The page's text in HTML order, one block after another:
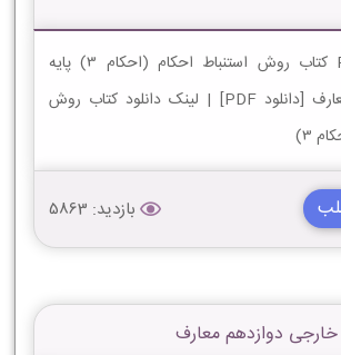
دانلود فایل PDF کتاب روش استنباط احکام (احکام 3) پایه
دوازدهم رشته معارف [دانلود PDF] | لینک دانلود کتاب روش
3)
بازدید: 5863
خارجی دوازدهم معارف